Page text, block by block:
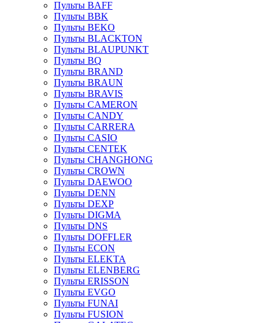
Пульты BAFF
Пульты BBK
Пульты BEKO
Пульты BLACKTON
Пульты BLAUPUNKT
Пульты BQ
Пульты BRAND
Пульты BRAUN
Пульты BRAVIS
Пульты CAMERON
Пульты CANDY
Пульты CARRERA
Пульты CASIO
Пульты CENTEK
Пульты CHANGHONG
Пульты CROWN
Пульты DAEWOO
Пульты DENN
Пульты DEXP
Пульты DIGMA
Пульты DNS
Пульты DOFFLER
Пульты ECON
Пульты ELEKTA
Пульты ELENBERG
Пульты ERISSON
Пульты EVGO
Пульты FUNAI
Пульты FUSION